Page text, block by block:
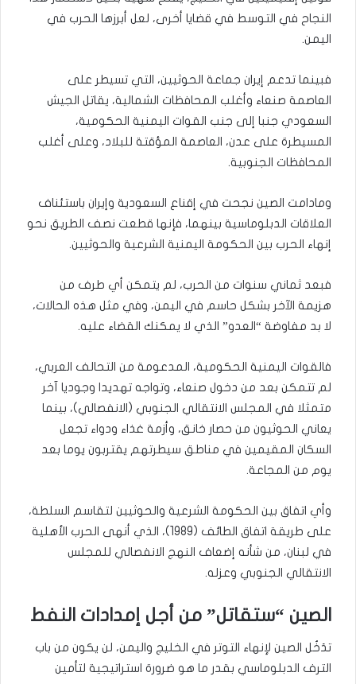
النجاح في التوسط في قضايا أخرى، لعل أبرزها الحرب في
اليمن.
فبينما تدعم إيران جماعة الحوثيين، التي تسيطر على
العاصمة صنعاء وأغلب المحافظات الشمالية، يقاتل الجيش
السعودي جنبا إلى جنب القوات اليمنية الحكومية،
المسيطرة على عدن، العاصمة المؤقتة للبلاد، وعلى أغلب
المحافظات الجنوبية.
ومادامت الصين نجحت في إقناع السعودية وإيران باستئناف
العلاقات الدبلوماسية بينهما، فإنها قطعت نصف الطريق نحو
إنهاء الحرب بين الحكومة اليمنية الشرعية والحوثيين.
فبعد ثماني سنوات من الحرب، لم يتمكن أي طرف من
هزيمة الآخر بشكل حاسم في اليمن، وفي مثل هذه الحالات،
لا بد مفاوضة “العدو” الذي لا يمكنك القضاء عليه.
فالقوات اليمنية الحكومية، المدعومة من التحالف العربي،
لم تتمكن بعد من دخول صنعاء، وتواجه تهديدا وجوديا آخر
متمثلا في المجلس الانتقالي الجنوبي (الانفصالي)، بينما
يعاني الحوثيون من حصار خانق، وأزمة غذاء ودواء تجعل
السكان المقيمين في مناطق سيطرتهم يقتربون يوما بعد
يوم من المجاعة.
وأي اتفاق بين الحكومة الشرعية والحوثيين لتقاسم السلطة،
على طريقة اتفاق الطائف (1989)، الذي أنهى الحرب الأهلية
في لبنان، من شأنه إضعاف النهج الانفصالي للمجلس
الانتقالي الجنوبي وعزله.
الصين “ستقاتل” من أجل إمدادات النفط
تدَخُل الصين لإنهاء التوتر في الخليج واليمن، لن يكون من باب
الترف الدبلوماسي بقدر ما هو ضرورة استراتيجية لتأمين